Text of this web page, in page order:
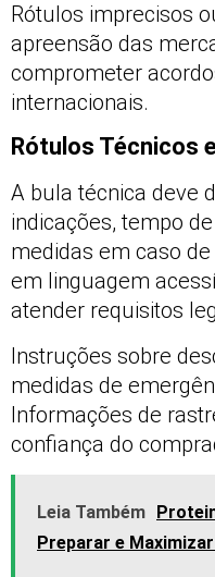
Rótulos imprecisos
apreensão das
comprometer
internacionais.
Rótulos Técnicos
A bula técnica deve
indicações, tempo
medidas em caso
em linguagem
atender requisitos
Instruções sobre
medidas de
Informações de
confiança do
Leia Também
Preparar e